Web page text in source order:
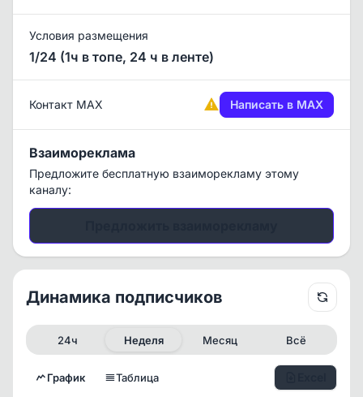
Условия размещения
1/24 (1ч в топе, 24 ч в ленте)
Контакт MAX Написать в MAX
Взаимореклама
Предложите бесплатную взаиморекламу этому
каналу:
Динамика подписчиков
24ч Неделя Месяц Всё
График Таблица